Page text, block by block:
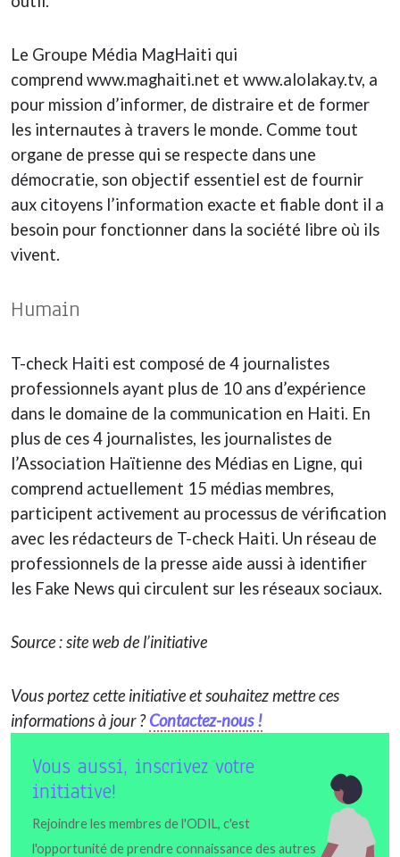
Le Groupe Média MagHaiti qui
comprend www.maghaiti.net et www.alolakay.tv, a
pour mission d’informer, de distraire et de former
les internautes à travers le monde. Comme tout
organe de presse qui se respecte dans une
démocratie, son objectif essentiel est de fournir
aux citoyens l’information exacte et fiable dont il a
besoin pour fonctionner dans la société libre où ils
vivent.
Humain
T-check Haiti est composé de 4 journalistes
professionnels ayant plus de 10 ans d’expérience
dans le domaine de la communication en Haiti. En
plus de ces 4 journalistes, les journalistes de
l’Association Haïtienne des Médias en Ligne, qui
comprend actuellement 15 médias membres,
participent activement au processus de vérification
avec les rédacteurs de T-check Haiti. Un réseau de
professionnels de la presse aide aussi à identifier
les Fake News qui circulent sur les réseaux sociaux.
Source : site web de l’initiative
Vous portez cette initiative et souhaitez mettre ces
informations à jour ?Contactez-nous !
Vous aussi, inscrivez votre
initiative!
Rejoindre les membres de l'ODIL, c'est
l'opportunité de prendre connaissance des autres